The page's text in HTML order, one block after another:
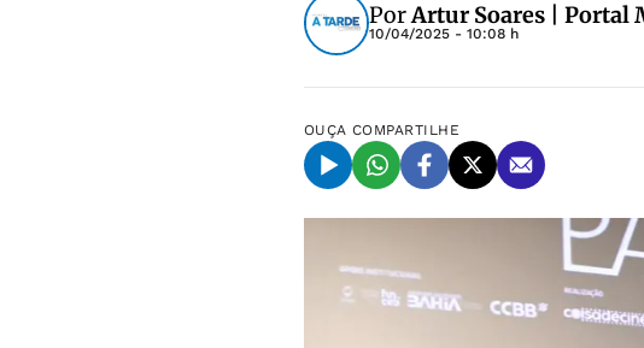
PorArtur Soares | Portal
10/04/2025 - 10:08 h
OUÇA COMPARTILHE